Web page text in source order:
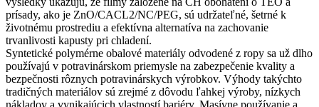
prísady, ako je ZnO/CACL2/NC/PEG, sú udržateľné, šetrné k
životnému prostrediu a efektívna alternatíva na zachovanie
trvanlivosti kapusty pri chladení.
Syntetické polymérne obalové materiály odvodené z ropy sa už dlho
používajú v potravinárskom priemysle na zabezpečenie kvality a
bezpečnosti rôznych potravinárskych výrobkov. Výhody takýchto
tradičných materiálov sú zrejmé z dôvodu ľahkej výroby, nízkych